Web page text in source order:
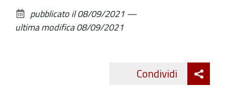
documento
pubblicato il08/09/2021 —
ultima modifica08/09/2021
Condividi